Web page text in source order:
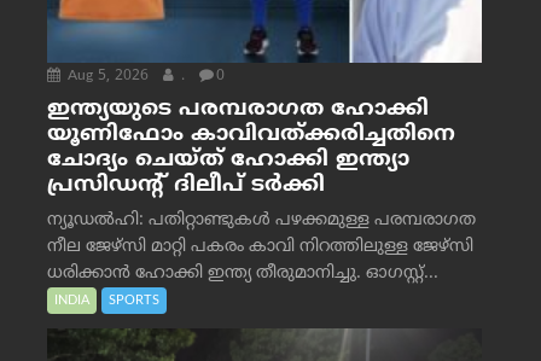
Aug 5, 2026 . 0
ഇന്ത്യയുടെ പരമ്പരാഗത ഹോക്കി
യൂണിഫോം കാവിവത്ക്കരിച്ചതിനെ
ചോദ്യം ചെയ്ത് ഹോക്കി ഇന്ത്യാ
പ്രസിഡന്റ് ദിലീപ് ടര്‍ക്കി
ന്യൂഡൽഹി: പതിറ്റാണ്ടുകൾ പഴക്കമുള്ള പരമ്പരാഗത
നീല ജേഴ്‌സി മാറ്റി പകരം കാവി നിറത്തിലുള്ള ജേഴ്‌സി
ധരിക്കാൻ ഹോക്കി ഇന്ത്യ തീരുമാനിച്ചു. ഓഗസ്റ്റ്...
INDIA SPORTS